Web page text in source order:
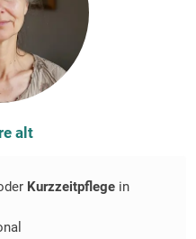
alt
Kurzzeitpflege in